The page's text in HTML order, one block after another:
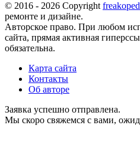
© 2016 - 2026 Copyright
ремонте и дизайне.
Авторское право. При любом
сайта, прямая активная
обязательна.
Карта сайта
Контакты
Об авторе
Заявка успешно отправлена.
Мы скоро свяжемся с вами,